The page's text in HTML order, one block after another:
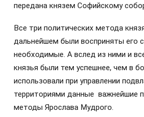
передана князем Софийскому
Все три политических метода
дальнейшем были восприняты его
необходимые. А вслед из ними и
князья были тем успешнее, чем в
использовали при управлении
территориями данные важнейшие
методы Ярослава Мудрого.